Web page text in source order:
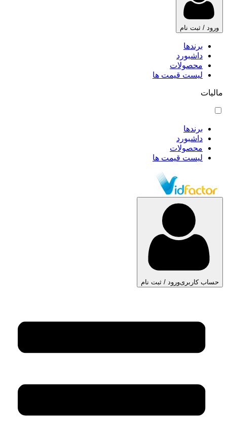
ورود / ثبت نام
برندها
داشبورد
محصولات
لیست قیمت ها
مالیات
برندها
داشبورد
محصولات
لیست قیمت ها
حساب کاربریورود / ثبت نام